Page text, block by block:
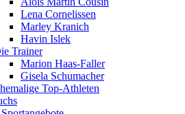
Lena Cornelissen
Marley Kranich
Havin Islek
Trainer
Marion Haas-Faller
Gisela Schumacher
Top-Athleten